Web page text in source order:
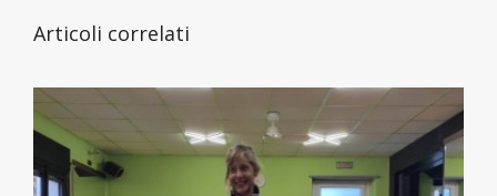
Articoli correlati